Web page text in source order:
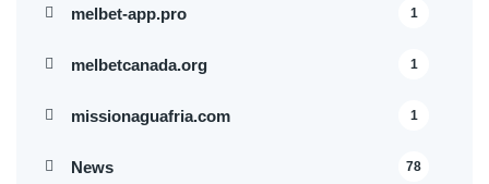
melbet-app.pro 1
melbetcanada.org 1
missionaguafria.com 1
News 78